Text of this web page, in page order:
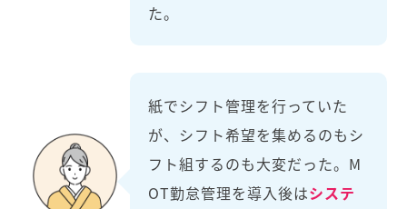
た。
紙でシフト管理を行っていた
が、シフト希望を集めるのもシ
フト組するのも大変だった。M
OT勤怠管理を導入後はシステ